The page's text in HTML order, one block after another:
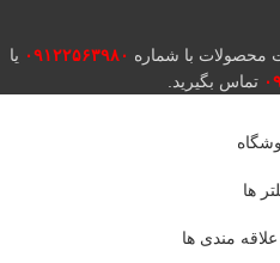
محصولات با شماره ۰۹۱۲۲۵۶۳۹۸۰ یا
تماس بگیرید.
ها
مندی ها